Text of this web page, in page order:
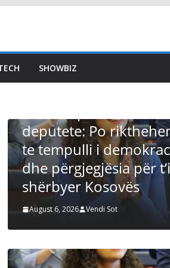
SHOWBIZ
deputete: Po rikthehemi
te tempulli i demokracisë
dhe përgjegjësia për t’i
shërbyer Kosovës
August 6, 2026 Vendi Sot